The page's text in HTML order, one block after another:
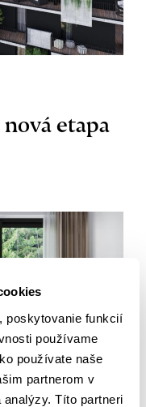
poskytovanie funkcií
používame
používate naše
partnerom v
Títo partneri
etapa